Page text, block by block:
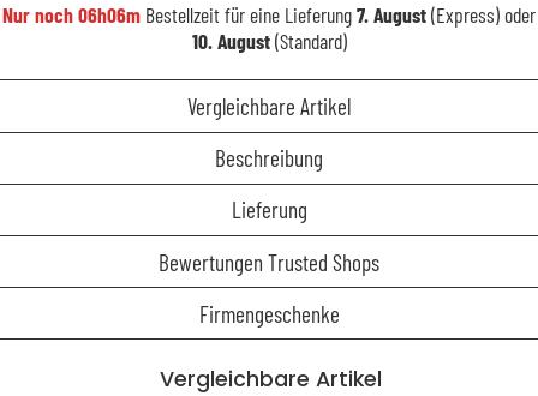
Nur noch06h06m Bestellzeit für eine Lieferung7. August(Express) oder
10. August(Standard)
Vergleichbare Artikel
Beschreibung
Lieferung
Bewertungen Trusted Shops
Firmengeschenke
Vergleichbare Artikel